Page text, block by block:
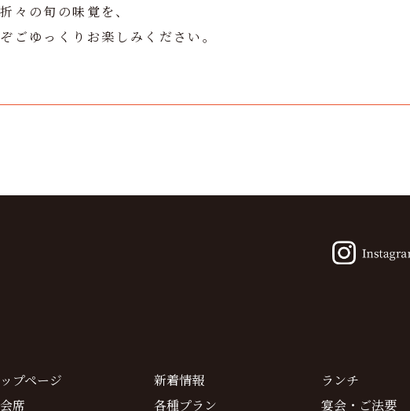
々の旬の味覚を、
ごゆっくりお楽しみください。
プページ 新着情報
ランチ
席
各種プラン 宴会・ご法要